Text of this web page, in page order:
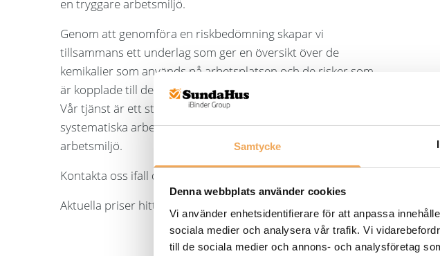
Samtycke
Denna webbplats använder cookies
Vi använder enhetsidentifierare för att anpassa
sociala medier och analysera vår trafik. Vi
till de sociala medier och annons- och analysföretag
en tryggare arbetsmiljö.
Genom att genomföra en riskbedömning skapar vi
tillsammans ett underlag som ger en översikt över de
kemikalier som används på arbetsplatsen och de risker som
är kopplade till dem.
Vår tjänst är ett stöd för att underlätta det lagstadgade
systematiska arbetsmiljöarbetet (SAM) och skapa en tryggare
arbetsmiljö.
Kontakta oss ifall du önskar mer information!
Aktuella priser hittar ni på vår